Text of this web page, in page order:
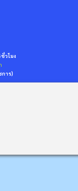
วโมง
การ)
"ยิ